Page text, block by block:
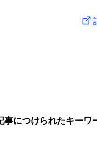
事につけられたキーワ